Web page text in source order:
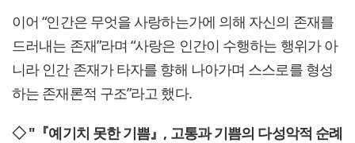
이어 “인간은 무엇을 사랑하는가에 의해 자신의 존재를
드러내는 존재”라며 “사랑은 인간이 수행하는 행위가 아
니라 인간 존재가 타자를 향해 나아가며 스스로를 형성
하는 존재론적 구조”라고 했다.
◇ "『예기치 못한 기쁨』, 고통과 기쁨의 다성악적 순례